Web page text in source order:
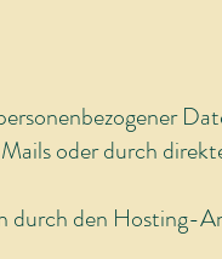
oder durch
durch den Hosting-